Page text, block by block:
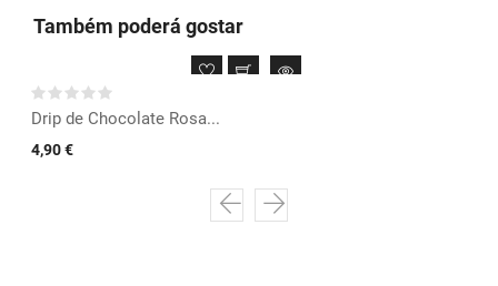
Também poderá gostar
Drip de Chocolate Rosa...
4,90 €